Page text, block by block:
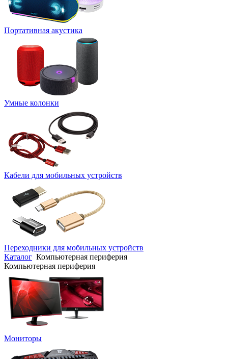
Портативная акустика
Умные колонки
Кабели для мобильных устройств
Переходники для мобильных устройств
Каталог Компьютерная периферия
Компьютерная периферия
Мониторы